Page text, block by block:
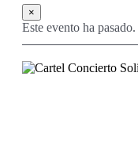
×
Este evento ha pasado.